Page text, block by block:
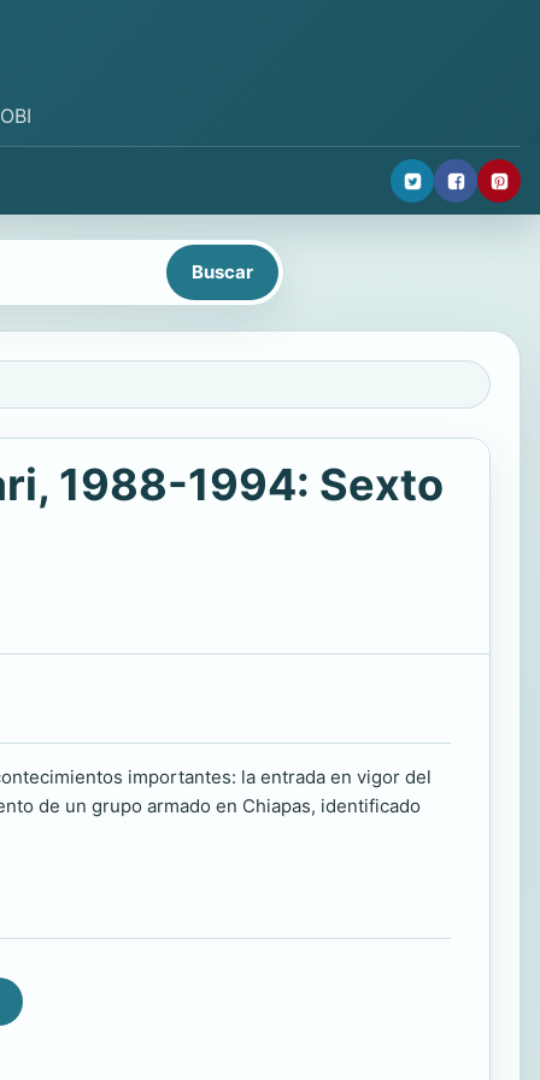
1988-1994: Sexto
importantes: la entrada en vigor del
de un grupo armado en Chiapas, identificado